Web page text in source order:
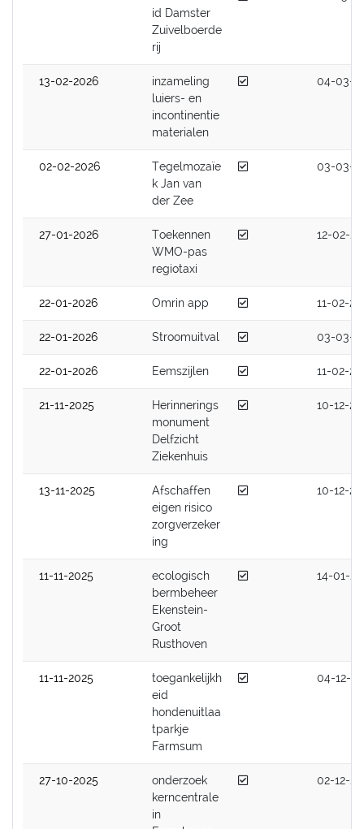
id Damster
Zuivelboerde
rij
13-02-2026
inzameling
luiers- en
incontinentie
materialen
Afgedaan 04-03-
02-02-2026
Tegelmozaïe
k Jan van
der Zee
Afgedaan 03-03-
27-01-2026
Toekennen
WMO-pas
regiotaxi
Afgedaan 12-02-
22-01-2026 Omrin app Afgedaan 11-02-
22-01-2026 Stroomuitval Afgedaan 03-03-
22-01-2026 Eemszijlen Afgedaan 11-02-
21-11-2025
Herinnerings
monument
Delfzicht
Ziekenhuis
Afgedaan 10-12-
13-11-2025
Afschaffen
eigen risico
zorgverzeker
ing
Afgedaan 10-12-
11-11-2025
ecologisch
bermbeheer
Ekenstein-
Groot
Rusthoven
Afgedaan 14-01-
11-11-2025
toegankelijkh
eid
hondenuitlaa
tparkje
Farmsum
Afgedaan 04-12-
27-10-2025
onderzoek
kerncentrale
in
Afgedaan 02-12-